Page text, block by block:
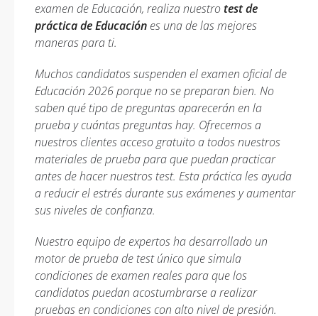
examen de Educación, realiza nuestro test de
práctica de Educación es una de las mejores
maneras para ti.
Muchos candidatos suspenden el examen oficial de
Educación 2026 porque no se preparan bien. No
saben qué tipo de preguntas aparecerán en la
prueba y cuántas preguntas hay. Ofrecemos a
nuestros clientes acceso gratuito a todos nuestros
materiales de prueba para que puedan practicar
antes de hacer nuestros test. Esta práctica les ayuda
a reducir el estrés durante sus exámenes y aumentar
sus niveles de confianza.
Nuestro equipo de expertos ha desarrollado un
motor de prueba de test único que simula
condiciones de examen reales para que los
candidatos puedan acostumbrarse a realizar
pruebas en condiciones con alto nivel de presión.